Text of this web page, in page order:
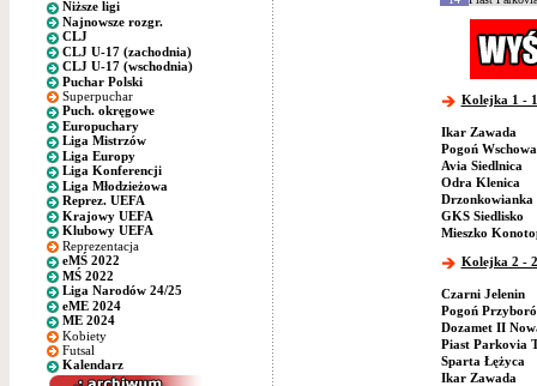
Niższe ligi
Najnowsze rozgr.
CLJ
CLJ U-17 (zachodnia)
CLJ U-17 (wschodnia)
Puchar Polski
Superpuchar
Puch. okręgowe
Europuchary
Liga Mistrzów
Liga Europy
Liga Konferencji
Liga Młodzieżowa
Reprez. UEFA
Krajowy UEFA
Klubowy UEFA
Reprezentacja
eMŚ 2022
MŚ 2022
Liga Narodów 24/25
eME 2024
ME 2024
Kobiety
Futsal
Kalendarz
Kolejka 1 -
Ikar Zawada
Pogoń Wschowa
Avia Siedlnica
Odra Klenica
Drzonkowianka
GKS Siedlisko
Mieszko
Kolejka 2 -
Czarni Jelenin
Pogoń
Dozamet II
Piast Parkovia
Sparta Łężyca
Ikar Zawada